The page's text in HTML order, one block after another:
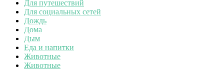
Для путешествий
Для социальных сетей
Дождь
Дома
Дым
Еда и напитки
Животные
Животные